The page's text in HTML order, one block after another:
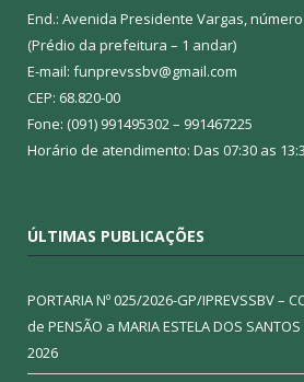
End.: Avenida Presidente Vargas,
(Prédio da prefeitura – 1 andar)
E-mail: funprevssbv@gmail.com
CEP: 68.820-00
Fone: (091) 991495302 – 991467225
Horário de atendimento: Das 07:30 as
ÚLTIMAS PUBLICAÇÕES
PORTARIA Nº 025/2026-GP/IPREVSSBV –
de PENSÃO a MARIA ESTELA DOS
2026